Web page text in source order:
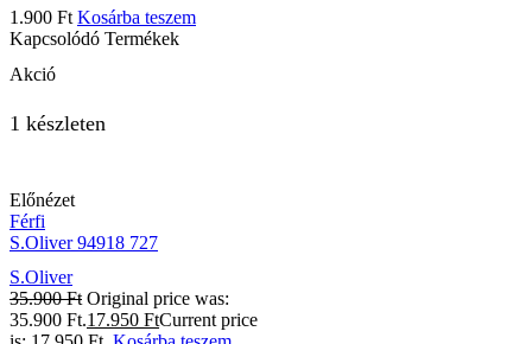
1.900 Ft Kosárba teszem
Kapcsolódó Termékek
Akció
1 készleten
Előnézet
Férfi
S.Oliver 94918 727
S.Oliver
35.900Ft Original price was:
35.900 Ft.17.950 FtCurrent price